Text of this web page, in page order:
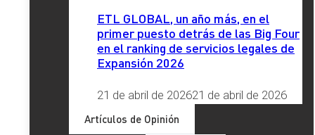
ETL GLOBAL, un año más, en el
primer puesto detrás de las Big Four
en el ranking de servicios legales de
Expansión 2026
21 de abril de 202621 de abril de 2026
Artículos de Opinión
Obligaciones fiscales para los
contribuyentes
Con carácter general, los contribuyentes del IRPF que